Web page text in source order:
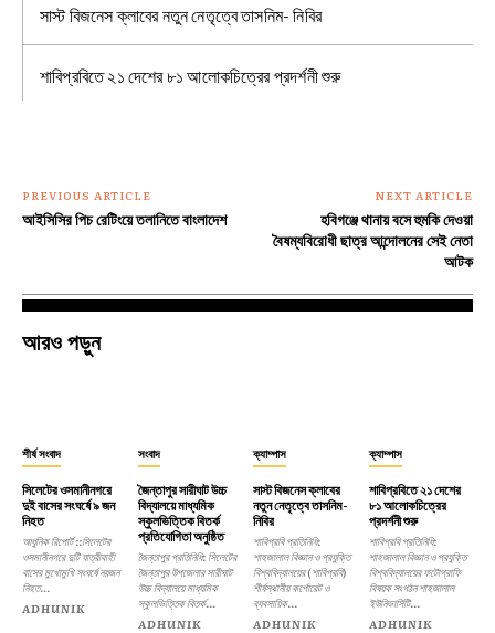
সাস্ট বিজনেস ক্লাবের নতুন নেতৃত্বে তাসনিম- নিবির
শাবিপ্রবিতে ২১ দেশের ৮১ আলোকচিত্রের প্রদর্শনী শুরু
PREVIOUS ARTICLE
আইসিসির পিচ রেটিংয়ে তলানিতে বাংলাদেশ
NEXT ARTICLE
হবিগঞ্জে থানায় বসে হুমকি দেওয়া
বৈষম্যবিরোধী ছাত্র আন্দোলনের সেই নেতা
আটক
আরও পড়ুন
শীর্ষ সংবাদ
সিলেটের ওসমানীনগরে
দুই বাসের সংঘর্ষে ৯ জন
নিহত
আধুনিক রিপোর্ট ::সিলেটের
ওসমানীনগরে দুটি যাত্রীবাহী
বাসের মুখোমুখি সংঘর্ষে নয়জন
নিহত...
ADHUNIK
সংবাদ
জৈন্তাপুর সারীঘাট উচ্চ
বিদ্যালয়ে মাধ্যমিক
স্কুলভিত্তিক বিতর্ক
প্রতিযোগিতা অনুষ্ঠিত
জৈন্তাপুর প্রতিনিধি: সিলেটের
জৈন্তাপুর উপজেলার সারীঘাট
উচ্চ বিদ্যালয়ে মাধ্যমিক
স্কুলভিত্তিক বিতর্ক...
ADHUNIK
ক্যাম্পাস
সাস্ট বিজনেস ক্লাবের
নতুন নেতৃত্বে তাসনিম-
নিবির
শাবিপ্রবি প্রতিনিধি:
শাহজালাল বিজ্ঞান ও প্রযুক্তি
বিশ্ববিদ্যালয়ের (শাবিপ্রবি)
শীর্ষস্থানীয় কর্পোরেট ও
ব্যবসায়িক...
ADHUNIK
ক্যাম্পাস
শাবিপ্রবিতে ২১ দেশের
৮১ আলোকচিত্রের
প্রদর্শনী শুরু
শাবিপ্রবি প্রতিনিধি:
শাহজালাল বিজ্ঞান ও প্রযুক্তি
বিশ্ববিদ্যালয়ের ফটোগ্রাফি
বিষয়ক সংগঠন শাহজালাল
ইউনিভার্সিটি...
ADHUNIK